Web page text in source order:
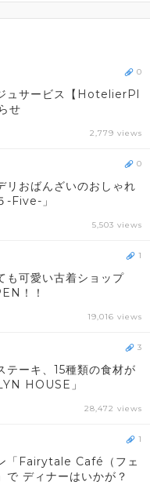
ュサービス【HotelierPl
せ
2,779 views
0
リおばんざいのおしゃれ
-Five-」
5,503 views
0
も可愛い古着ショップ
！！
19,016 views
1
テーキ、15種類の食材が
HOUSE」
28,472 views
3
「Fairytale Café（フェ
で ディナーはいかが？
1